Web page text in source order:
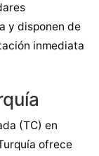
y disponen de
inmediata
(TC) en
ofrece